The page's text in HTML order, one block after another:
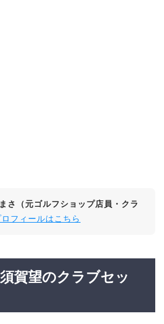
まさ（元ゴルフショップ店員・クラ
フィールはこちら
須賀望のクラブセッ